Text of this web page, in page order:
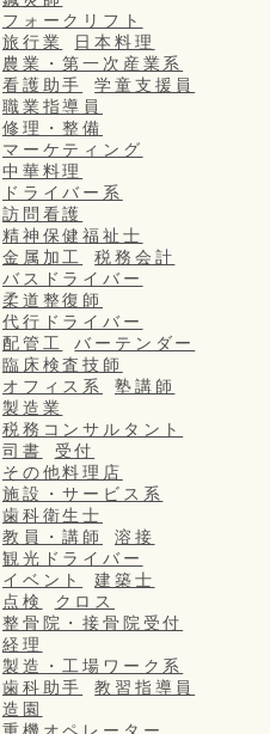
フォークリフト
旅行業
日本料理
農業・第一次産業系
看護助手
学童支援員
職業指導員
修理・整備
マーケティング
中華料理
ドライバー系
訪問看護
精神保健福祉士
金属加工
税務会計
バスドライバー
柔道整復師
代行ドライバー
配管工
バーテンダー
臨床検査技師
オフィス系
塾講師
製造業
税務コンサルタント
司書
受付
その他料理店
施設・サービス系
歯科衛生士
教員・講師
溶接
観光ドライバー
イベント
建築士
点検
クロス
整骨院・接骨院受付
経理
製造・工場ワーク系
歯科助手
教習指導員
造園